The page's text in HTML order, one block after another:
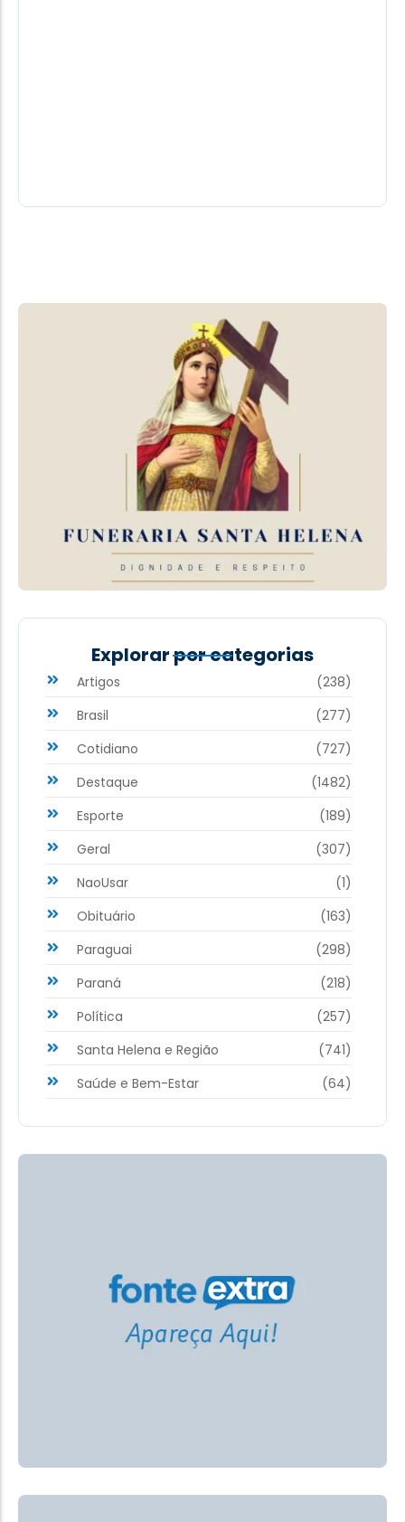
Explorar por categorias
Artigos
(238)
Brasil
(277)
Cotidiano
(727)
Destaque
(1482)
Esporte
(189)
Geral
(307)
NaoUsar
(1)
Obituário
(163)
Paraguai
(298)
Paraná
(218)
Política
(257)
Santa Helena e Região
(741)
Saúde e Bem-Estar
(64)